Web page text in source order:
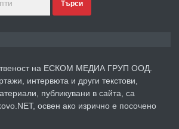
преди 3 дни
Продавам парцел в гр. Хасково кв.
Търси
на ЕСКОМ МЕДИА ГРУП ООД.
интервюта и други текстови,
публикувани в сайта, са
освен ако изрично е посочено